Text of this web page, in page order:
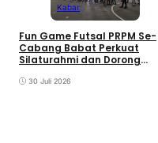
Kabar
Fun Game Futsal PRPM Se-
Cabang Babat Perkuat
Silaturahmi dan Dorong
30 Juli 2026